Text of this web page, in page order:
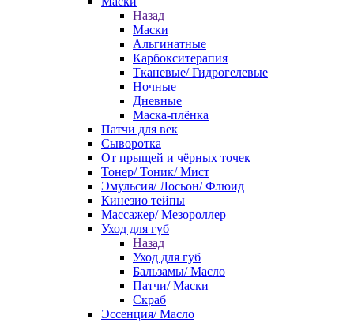
Назад
Маски
Альгинатные
Карбокситерапия
Тканевые/ Гидрогелевые
Ночные
Дневные
Маска-плёнка
Патчи для век
Сыворотка
От прыщей и чёрных точек
Тонер/ Тоник/ Мист
Эмульсия/ Лосьон/ Флюид
Кинезио тейпы
Массажер/ Мезороллер
Уход для губ
Назад
Уход для губ
Бальзамы/ Масло
Патчи/ Маски
Скраб
Эссенция/ Масло